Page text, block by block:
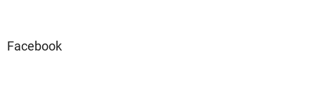
Facebook